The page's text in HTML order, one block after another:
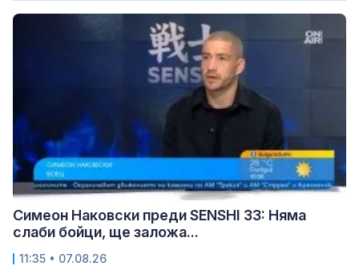
Симеон Наковски преди SENSHI 33: Няма
слаби бойци, ще заложа...
11:35 • 07.08.26